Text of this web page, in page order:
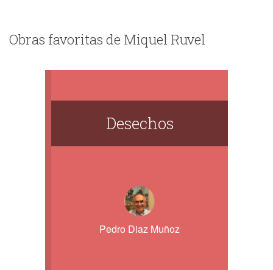
Obras favoritas de Miquel Ruvel
Desechos
Pedro Diaz Muñoz